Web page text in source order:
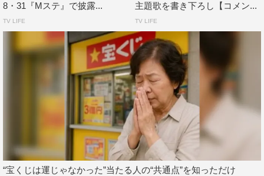
8・31『Mステ』で披露...
TV LIFE
主題歌を書き下ろし【コメン...
TV LIFE
“宝くじは運じゃなかった”当たる人の“共通点”を知っただけ